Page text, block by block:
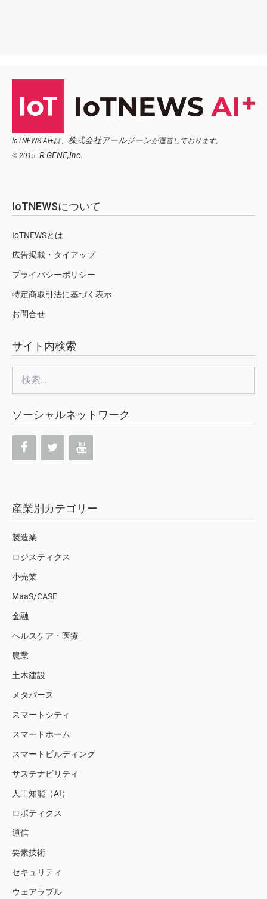
IoTNEWS AI+は、 株式会社アールジーンが運営しております。
© 2015- R.GENE,Inc.
IoTNEWSについて
IoTNEWSとは
広告掲載・タイアップ
プライバシーポリシー
特定商取引法に基づく表示
お問合せ
サイト内検索
ソーシャルネットワーク
産業別カテゴリー
製造業
ロジスティクス
小売業
MaaS/CASE
金融
ヘルスケア・医療
農業
土木建設
メタバース
スマートシティ
スマートホーム
スマートビルディング
サステナビリティ
人工知能（AI）
ロボティクス
通信
要素技術
セキュリティ
ウェアラブル